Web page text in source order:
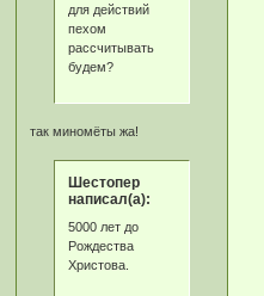
для действий
пехом
рассчитывать
будем?
так миномёты жа!
Шестопер
написал(а):
5000 лет до
Рождества
Христова.